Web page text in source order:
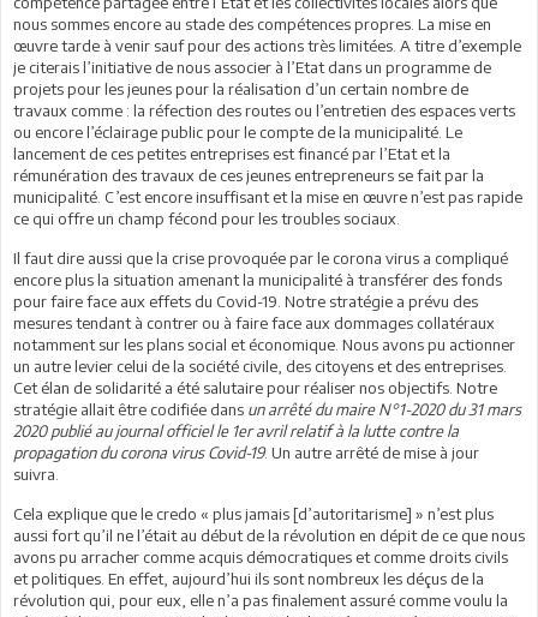
nous sommes encore au stade des compétences propres. La mise en
œuvre tarde à venir sauf pour des actions très limitées. A titre d’exemple
je citerais l’initiative de nous associer à l’Etat dans un programme de
projets pour les jeunes pour la réalisation d’un certain nombre de
travaux comme : la réfection des routes ou l’entretien des espaces verts
ou encore l’éclairage public pour le compte de la municipalité. Le
lancement de ces petites entreprises est financé par l’Etat et la
rémunération des travaux de ces jeunes entrepreneurs se fait par la
municipalité. C’est encore insuffisant et la mise en œuvre n’est pas rapide
ce qui offre un champ fécond pour les troubles sociaux.
Il faut dire aussi que la crise provoquée par le corona virus a compliqué
encore plus la situation amenant la municipalité à transférer des fonds
pour faire face aux effets du Covid-19. Notre stratégie a prévu des
mesures tendant à contrer ou à faire face aux dommages collatéraux
notamment sur les plans social et économique. Nous avons pu actionner
un autre levier celui de la société civile, des citoyens et des entreprises.
Cet élan de solidarité a été salutaire pour réaliser nos objectifs. Notre
stratégie allait être codifiée dans un arrêté du maire N°1-2020 du 31 mars
2020 publié au journal officiel le 1er avril relatif à la lutte contre la
propagation du corona virus Covid-19. Un autre arrêté de mise à jour
suivra.
Cela explique que le credo « plus jamais [d’autoritarisme] » n’est plus
aussi fort qu’il ne l’était au début de la révolution en dépit de ce que nous
avons pu arracher comme acquis démocratiques et comme droits civils
et politiques. En effet, aujourd’hui ils sont nombreux les déçus de la
révolution qui, pour eux, elle n’a pas finalement assuré comme voulu la